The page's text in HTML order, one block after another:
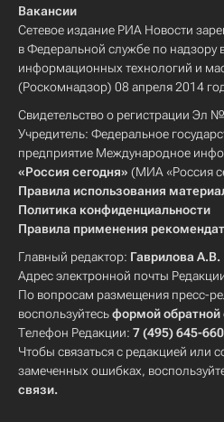
Вакансии
Сетевое издание РИА Новости
в Федеральной службе по надзору
информационных технологий и
(Роскомнадзор) 08 апреля 2014
Свидетельство о регистрации Эл
Учредитель: Федеральное
предприятие Международное
«Россия сегодня» (МИА «Россия
Правила использования
Политика конфиденциальности
Правила применения
Главный редактор: Гаврилова А.В.
Адрес электронной почты
По вопросам размещения пресс-
воспользуйтесьформой обратной
Телефон Редакции: 7 (495) 645-
Чтобы связаться с редакцией или
замеченных ошибках,
связи.